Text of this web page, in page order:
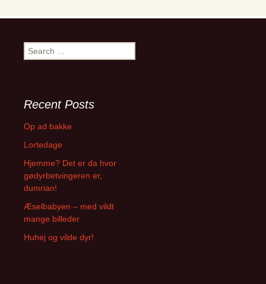
S
e
h
f
r
:
Recent Posts
Op ad bakke
Lortedage
Hjemme? Det er da hvor
gødyrbetvingeren er,
dumrian!
Æselbabyen – med vildt
mange billeder
Huhej og vilde dyr!